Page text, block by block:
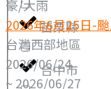
苗栗縣
台中市
豪/大雨
2026年6月25日-
台灣西部地區
2026/06/24
~ 2026/06/27